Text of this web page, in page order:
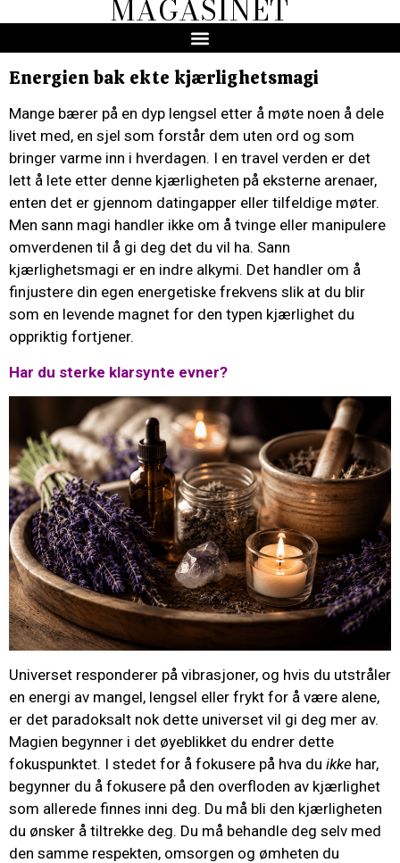
MAGASINET
Energien bak ekte kjærlighetsmagi
Mange bærer på en dyp lengsel etter å møte noen å dele
livet med, en sjel som forstår dem uten ord og som
bringer varme inn i hverdagen. I en travel verden er det
lett å lete etter denne kjærligheten på eksterne arenaer,
enten det er gjennom datingapper eller tilfeldige møter.
Men sann magi handler ikke om å tvinge eller manipulere
omverdenen til å gi deg det du vil ha. Sann
kjærlighetsmagi er en indre alkymi. Det handler om å
finjustere din egen energetiske frekvens slik at du blir
som en levende magnet for den typen kjærlighet du
oppriktig fortjener.
Har du sterke klarsynte evner?
Universet responderer på vibrasjoner, og hvis du utstråler
en energi av mangel, lengsel eller frykt for å være alene,
er det paradoksalt nok dette universet vil gi deg mer av.
Magien begynner i det øyeblikket du endrer dette
fokuspunktet. I stedet for å fokusere på hva du ikke har,
begynner du å fokusere på den overfloden av kjærlighet
som allerede finnes inni deg. Du må bli den kjærligheten
du ønsker å tiltrekke deg. Du må behandle deg selv med
den samme respekten, omsorgen og ømheten du